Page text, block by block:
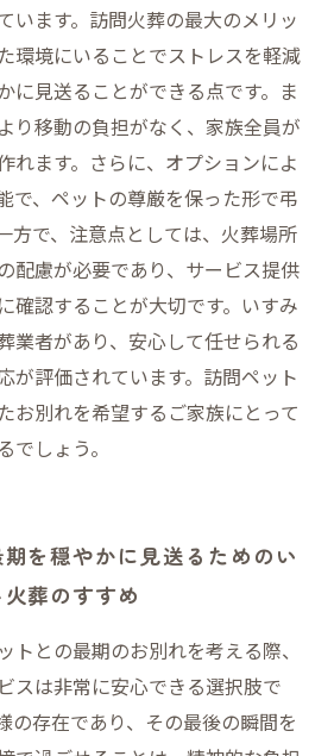
います。訪問火葬の最大のメリッ
環境にいることでストレスを軽減
に見送ることができる点です。ま
り移動の負担がなく、家族全員が
れます。さらに、オプションによ
で、ペットの尊厳を保った形で弔
方で、注意点としては、火葬場所
配慮が必要であり、サービス提供
確認することが大切です。いすみ
業者があり、安心して任せられる
が評価されています。訪問ペット
お別れを希望するご家族にとって
でしょう。
を穏やかに見送るためのい
葬のすすめ
トとの最期のお別れを考える際、
スは非常に安心できる選択肢で
の存在であり、その最後の瞬間を